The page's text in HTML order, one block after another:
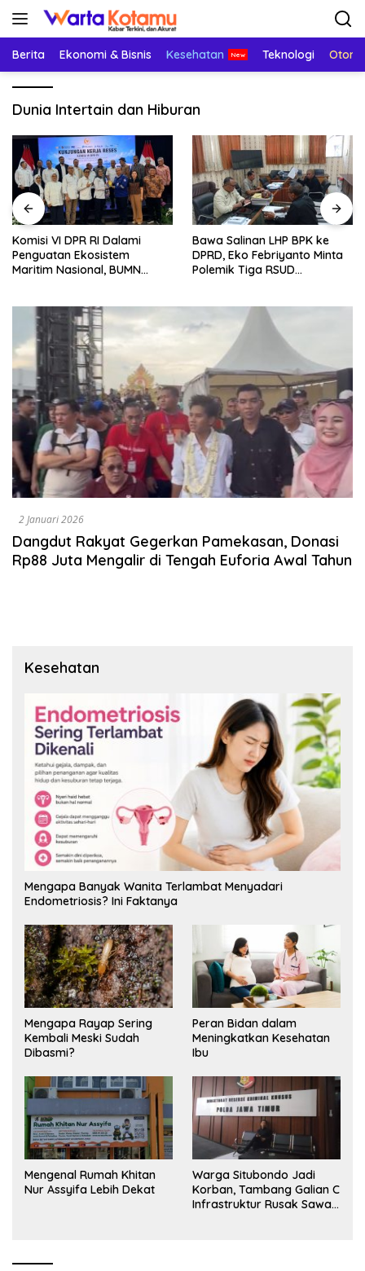
Langsung
Berita Ekonomi & Bisnis Kesehatan Teknologi
Dunia Intertain dan Hiburan
Komisi VI DPR RI Dalami
Penguatan Ekosistem
Maritim Nasional, BUMN
Bawa Salinan LHP BPK ke
DPRD, Eko Febriyanto Minta
Polemik Tiga RSUD
2 Januari 2026
Dangdut Rakyat Gegerkan Pamekasan, Donasi
Rp88 Juta Mengalir di Tengah Euforia Awal Tahun
Kesehatan
Mengapa Banyak Wanita Terlambat Menyadari
Endometriosis? Ini Faktanya
Mengapa Rayap Sering
Kembali Meski Sudah
Dibasmi?
Peran Bidan dalam
Meningkatkan Kesehatan
Ibu
Mengenal Rumah Khitan
Nur Assyifa Lebih Dekat
Warga Situbondo Jadi
Korban, Tambang Galian C
Infrastruktur Rusak Sawah